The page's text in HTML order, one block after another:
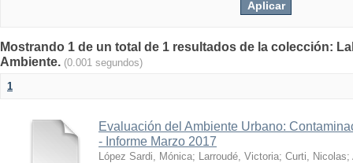
Mostrando 1 de un total de 1 resultados de la colección:
Ambiente. (0.001 segundos)
1
Evaluación del Ambiente Urbano:
- Informe Marzo 2017
López Sardi, Mónica; Larroudé, Victoria; Curti, Nicolas;